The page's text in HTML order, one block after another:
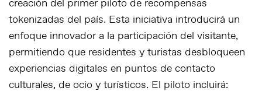
creación del primer piloto de recompensas
tokenizadas del país. Esta iniciativa introducirá un
enfoque innovador a la participación del visitante,
permitiendo que residentes y turistas desbloqueen
experiencias digitales en puntos de contacto
culturales, de ocio y turísticos. El piloto incluirá: